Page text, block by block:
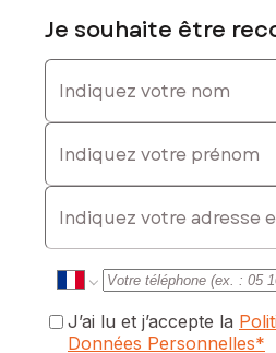
Prix de vente : 312 000 €
Honoraires charge vendeur
Contactez votre conseiller
Tél. : 0622298185, E-mail :
Agent commercial immatriculé
numéro 833651243
Je souhaite être
Indiquez votre nom
Indiquez votre prénom
E-mail
J’ai lu et j’accepte la
Données Personnelles*